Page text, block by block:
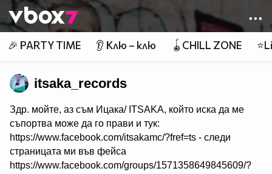
Member of
👾
🎉 PARTY TIME 👂 Клю – клю 🪀CHILL ZONE
itsaka_records
Здр. мойте, аз съм Ицака/ ITSAKA, който иска да ме
съпортва може да го прави и тук:
https://www.facebook.com/itsakamc/?fref=ts - следи
страницата ми във фейса
https://www.facebook.com/groups/1571358649845609/?